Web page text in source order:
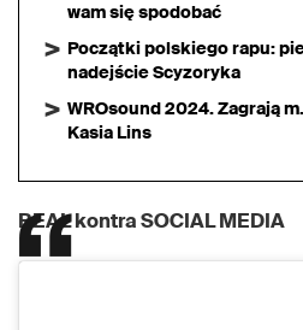
wam się spodobać
Początki polskiego rapu:
nadejście Scyzoryka
WROsound 2024. Zagrają
Kasia Lins
REAL kontra SOCIAL MEDIA